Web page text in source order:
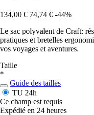
134,00 € 74,74 € -44%
Le sac polyvalent de Craft:
pratiques et bretelles
vos voyages et aventures.
Taille
*
Guide des tailles
TU 24h
Ce champ est requis
Expédié en 24 heures